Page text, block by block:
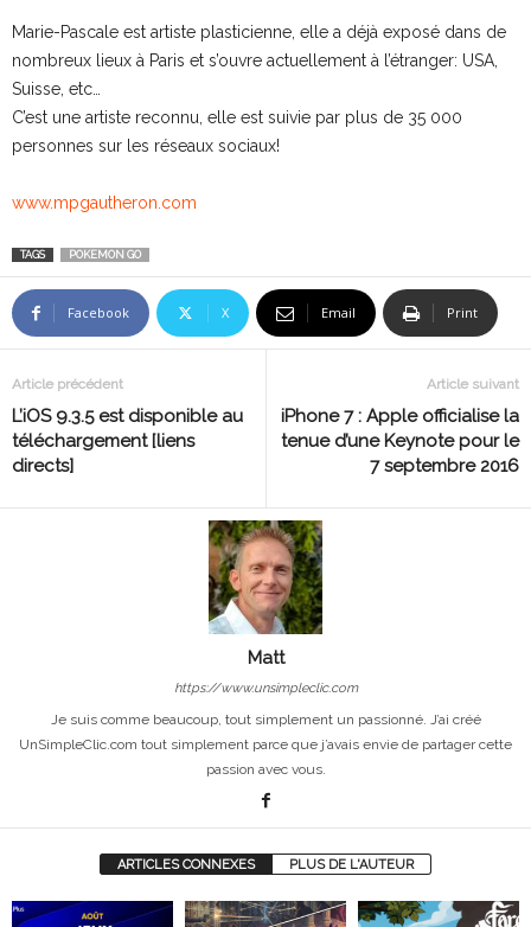
Marie-Pascale est artiste plasticienne, elle a déjà exposé dans de
nombreux lieux à Paris et s’ouvre actuellement à l’étranger: USA,
Suisse, etc…
C’est une artiste reconnu, elle est suivie par plus de 35 000
personnes sur les réseaux sociaux!
www.mpgautheron.com
TAGS POKEMON GO
Facebook X Email Print
Article précédent
L’iOS 9.3.5 est disponible au
téléchargement [liens
directs]
Article suivant
iPhone 7 : Apple officialise la
tenue d’une Keynote pour le
7 septembre 2016
Matt
https://www.unsimpleclic.com
Je suis comme beaucoup, tout simplement un passionné. J’ai créé
UnSimpleClic.com tout simplement parce que j’avais envie de partager cette
passion avec vous.
ARTICLES CONNEXES PLUS DE L'AUTEUR